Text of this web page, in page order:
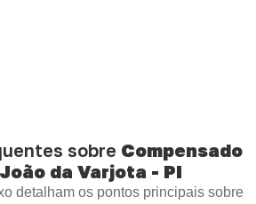
sobre Compensado
da Varjota - PI
detalham os pontos principais sobre